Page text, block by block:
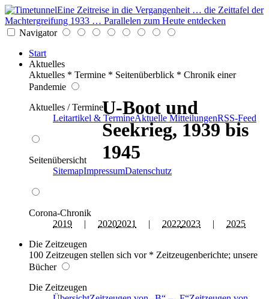
Eine Zeitreise in die Vergangenheit … die Zeittafel der
Machtergreifung 1933 … Parallelen zum Heute entdecken
Navigator
Start
Aktuelles
Aktuelles * Termine * Seitenüberblick * Chronik einer
Pandemie
Aktuelles / Termine
Leitartikel & TermineAktuelle MitteilungenRSS-Feed
Seitenübersicht
SitemapImpressumDatenschutz
Corona-Chronik
2019 | 20202021 | 20222023 | 2025
Die Zeitzeugen
100 Zeitzeugen stellen sich vor * Zeitzeugenberichte; unsere
Bücher
Die Zeitzeugen
U-Boot und
Seekrieg, 1939 bis
1945